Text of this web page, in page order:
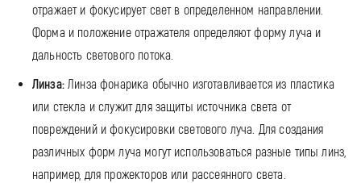
отражает и фокусирует свет в определенном направлении.
Форма и положение отражателя определяют форму луча и
дальность светового потока.
Линза:Линза фонарика обычно изготавливается из пластика
или стекла и служит для защиты источника света от
повреждений и фокусировки светового луча. Для создания
различных форм луча могут использоваться разные типы линз,
например, для прожекторов или рассеянного света.